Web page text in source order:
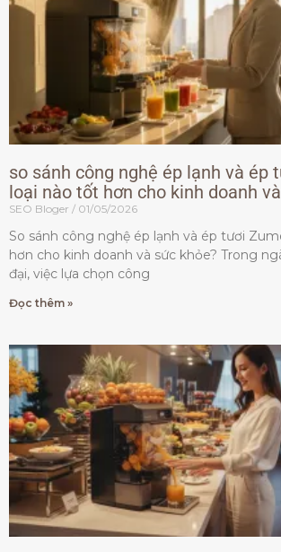
so sánh công nghệ ép lạnh và ép
loại nào tốt hơn cho kinh doanh
SEO Bloger 01/05/2026
So sánh công nghệ ép lạnh và ép tươi
hơn cho kinh doanh và sức khỏe? Trong
đại, việc lựa chọn công
Đọc thêm »